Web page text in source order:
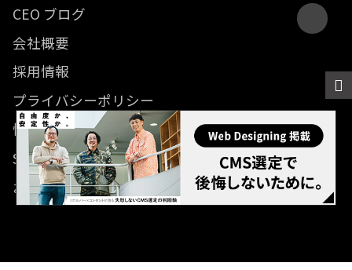
CEO ブログ
会社概要
採用情報
プライバシーポリシー
情報セキュリティ方針
SDGsに関する取り組み
お問い合わせ